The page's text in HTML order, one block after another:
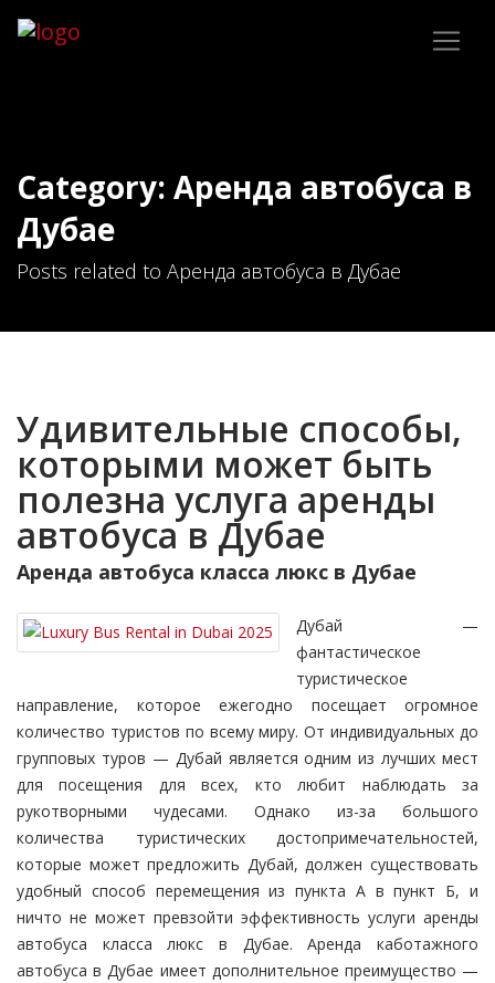
Category: Аренда автобуса в
Дубае
Posts related to Аренда автобуса в Дубае
Удивительные способы,
которыми может быть
полезна услуга аренды
автобуса в Дубае
Аренда автобуса класса люкс в Дубае
Дубай —
фантастическое
туристическое
направление, которое ежегодно посещает огромное
количество туристов по всему миру. От индивидуальных до
групповых туров — Дубай является одним из лучших мест
для посещения для всех, кто любит наблюдать за
рукотворными чудесами. Однако из-за большого
количества туристических достопримечательностей,
которые может предложить Дубай, должен существовать
удобный способ перемещения из пункта А в пункт Б, и
ничто не может превзойти эффективность услуги аренды
автобуса класса люкс в Дубае. Аренда каботажного
автобуса в Дубае имеет дополнительное преимущество —